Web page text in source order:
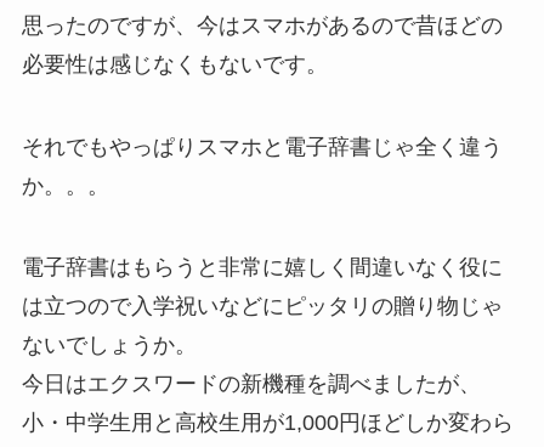
思ったのですが、今はスマホがあるので昔ほどの
必要性は感じなくもないです。
それでもやっぱりスマホと電子辞書じゃ全く違う
か。。。
電子辞書はもらうと非常に嬉しく間違いなく役に
は立つので入学祝いなどにピッタリの贈り物じゃ
ないでしょうか。
今日はエクスワードの新機種を調べましたが、
小・中学生用と高校生用が1,000円ほどしか変わら